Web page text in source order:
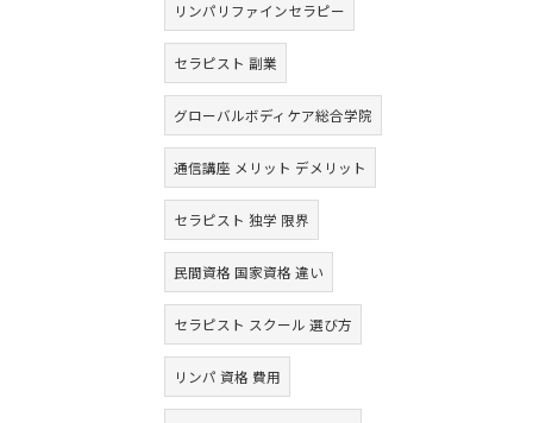
リンパリファインセラピー
セラピスト 副業
グローバルボディケア総合学院
通信講座 メリット デメリット
セラピスト 独学 限界
民間資格 国家資格 違い
セラピスト スクール 選び方
リンパ 資格 費用